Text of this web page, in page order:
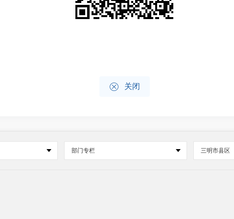
 关闭
部门专栏 三明市县区